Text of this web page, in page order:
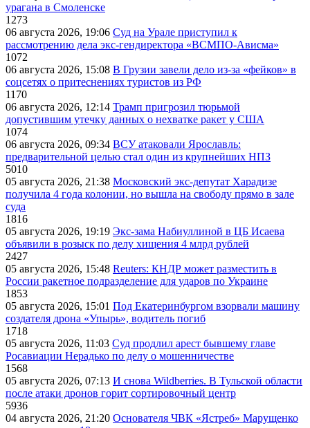
урагана в Смоленске
1273
06 августа 2026, 19:06 Суд на Урале приступил к
рассмотрению дела экс-гендиректора «ВСМПО-Ависма»
1072
06 августа 2026, 15:08 В Грузии завели дело из-за «фейков» в
соцсетях о притеснениях туристов из РФ
1170
06 августа 2026, 12:14 Трамп пригрозил тюрьмой
допустившим утечку данных о нехватке ракет у США
1074
06 августа 2026, 09:34 ВСУ атаковали Ярославль:
предварительной целью стал один из крупнейших НПЗ
5010
05 августа 2026, 21:38 Московский экс-депутат Харадизе
получила 4 года колонии, но вышла на свободу прямо в зале
суда
1816
05 августа 2026, 19:19 Экс-зама Набиуллиной в ЦБ Исаева
объявили в розыск по делу хищения 4 млрд рублей
2427
05 августа 2026, 15:48 Reuters: КНДР может разместить в
России ракетное подразделение для ударов по Украине
1853
05 августа 2026, 15:01 Под Екатеринбургом взорвали машину
создателя дрона «Упырь», водитель погиб
1718
05 августа 2026, 11:03 Суд продлил арест бывшему главе
Росавиации Нерадько по делу о мошенничестве
1568
05 августа 2026, 07:13 И снова Wildberries. В Тульской области
после атаки дронов горит сортировочный центр
5936
04 августа 2026, 21:20 Основателя ЧВК «Ястреб» Марущенко